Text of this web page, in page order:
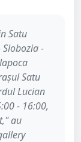
Satu
-
Satu
Lucian
- 16:00,
au